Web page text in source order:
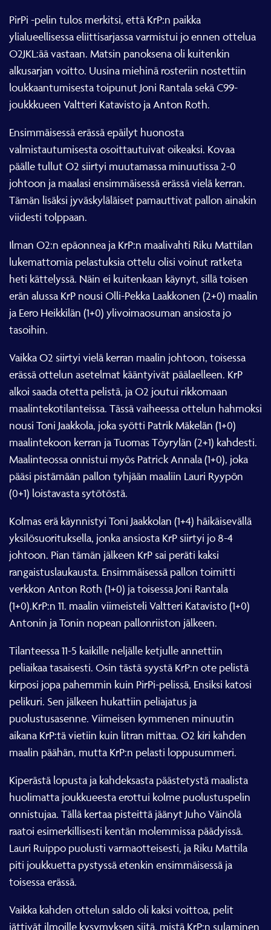
PirPi -pelin tulos merkitsi, että KrP:n paikka
ylialueellisessa eliittisarjassa varmistui jo ennen ottelua
O2JKL:ää vastaan. Matsin panoksena oli kuitenkin
alkusarjan voitto. Uusina miehinä rosteriin nostettiin
loukkaantumisesta toipunut Joni Rantala sekä C99-
joukkkueen Valtteri Katavisto ja Anton Roth.
Ensimmäisessä erässä epäilyt huonosta
valmistautumisesta osoittautuivat oikeaksi. Kovaa
päälle tullut O2 siirtyi muutamassa minuutissa 2-0
johtoon ja maalasi ensimmäisessä erässä vielä kerran.
Tämän lisäksi jyväskyläläiset pamauttivat pallon ainakin
viidesti tolppaan.
Ilman O2:n epäonnea ja KrP:n maalivahti Riku Mattilan
lukemattomia pelastuksia ottelu olisi voinut ratketa
heti kättelyssä. Näin ei kuitenkaan käynyt, sillä toisen
erän alussa KrP nousi Olli-Pekka Laakkonen (2+0) maalin
ja Eero Heikkilän (1+0) ylivoimaosuman ansiosta jo
tasoihin.
Vaikka O2 siirtyi vielä kerran maalin johtoon, toisessa
erässä ottelun asetelmat kääntyivät päälaelleen. KrP
alkoi saada otetta pelistä, ja O2 joutui rikkomaan
maalintekotilanteissa. Tässä vaiheessa ottelun hahmoksi
nousi Toni Jaakkola, joka syötti Patrik Mäkelän (1+0)
maalintekoon kerran ja Tuomas Töyrylän (2+1) kahdesti.
Maalinteossa onnistui myös Patrick Annala (1+0), joka
pääsi pistämään pallon tyhjään maaliin Lauri Ryypön
(0+1) loistavasta sytötöstä.
Kolmas erä käynnistyi Toni Jaakkolan (1+4) häikäisevällä
yksilösuorituksella, jonka ansiosta KrP siirtyi jo 8-4
johtoon. Pian tämän jälkeen KrP sai peräti kaksi
rangaistuslaukausta. Ensimmäisessä pallon toimitti
verkkon Anton Roth (1+0) ja toisessa Joni Rantala
(1+0).KrP:n 11. maalin viimeisteli Valtteri Katavisto (1+0)
Antonin ja Tonin nopean pallonriiston jälkeen.
Tilanteessa 11-5 kaikille neljälle ketjulle annettiin
peliaikaa tasaisesti. Osin tästä syystä KrP:n ote pelistä
kirposi jopa pahemmin kuin PirPi-pelissä, Ensiksi katosi
pelikuri. Sen jälkeen hukattiin peliajatus ja
puolustusasenne. Viimeisen kymmenen minuutin
aikana KrP:tä vietiin kuin litran mittaa. O2 kiri kahden
maalin päähän, mutta KrP:n pelasti loppusummeri.
Kiperästä lopusta ja kahdeksasta päästetystä maalista
huolimatta joukkueesta erottui kolme puolustuspelin
onnistujaa. Tällä kertaa pisteittä jäänyt Juho Väinölä
raatoi esimerkillisesti kentän molemmissa päädyissä.
Lauri Ruippo puolusti varmaotteisesti, ja Riku Mattila
piti joukkuetta pystyssä etenkin ensimmäisessä ja
toisessa erässä.
Vaikka kahden ottelun saldo oli kaksi voittoa, pelit
jättivät ilmoille kysymyksen siitä, mistä KrP:n sulaminen